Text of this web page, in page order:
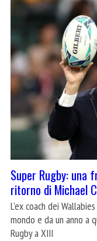
Super Rugby: una
ritorno di Michael
L'ex coach dei
mondo e da un anno a
Rugby a XIII